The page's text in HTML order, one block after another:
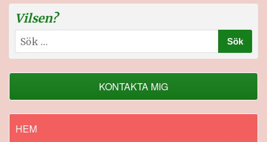
Vilsen?
Sök
efter:
KONTAKTA MIG
HEM